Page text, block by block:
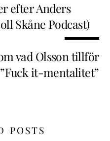
efter Anders
Skåne Podcast)
vad Olsson tillför
it-mentalitet”
POSTS